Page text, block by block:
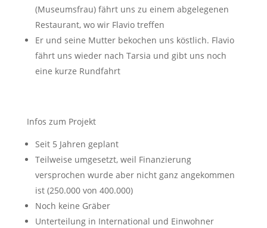
(Museumsfrau) fährt uns zu einem abgelegenen
Restaurant, wo wir Flavio treffen
Er und seine Mutter bekochen uns köstlich. Flavio
fährt uns wieder nach Tarsia und gibt uns noch
eine kurze Rundfahrt
Infos zum Projekt
Seit 5 Jahren geplant
Teilweise umgesetzt, weil Finanzierung
versprochen wurde aber nicht ganz angekommen
ist (250.000 von 400.000)
Noch keine Gräber
Unterteilung in International und Einwohner